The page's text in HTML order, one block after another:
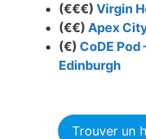
(€€€) Virgin
(€€) Apex
(€) CoDE Pod
Edinburgh
Trouver un